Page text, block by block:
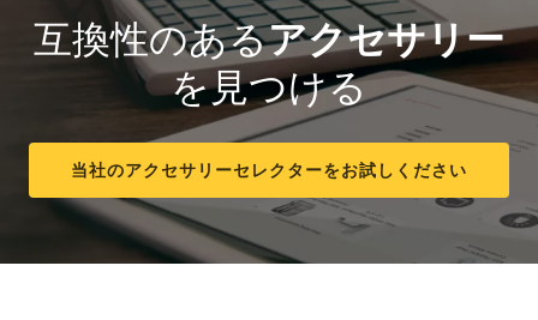
互換性のあるアクセサリー
を見つける
当社のアクセサリーセレクターをお試しください